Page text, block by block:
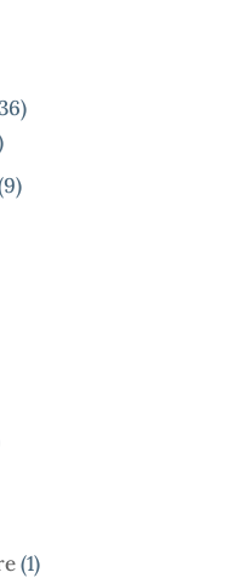
36
Termék
99
11